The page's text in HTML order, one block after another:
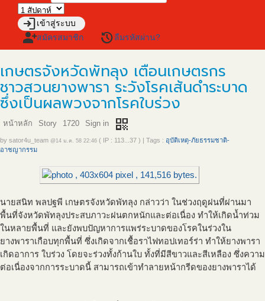
loginเข้าสู่ระบบ
person_addสมัครสมาชิก restoreลืมรหัสผ่าน?
เกษตรจังหวัดพัทลุง เตือนเกษตรกร
ชาวสวนยางพารา ระวังโรคเส้นดำระบาด
ซึ่งเป็นผลพวงจากโรคใบร่วง
หน้าหลัก Story 1720 Sign in qr_code
by sator4u_team @14 ม.ค. 58 22:46 ( IP : 113...37 ) Tags : อุบัติเหตุ-ภัยธรรมชาติ-
อาชญากรรม
นายสนิท พลปฐพี เกษตรจังหวัดพัทลุง กล่าวว่า ในช่วงฤดูฝนที่ผ่านมา
พื้นที่จังหวัดพัทลุงประสบภาวะฝนตกหนักและต่อเนื่อง ทำให้เกิดน้ำท่วม
ในหลายพื้นที่ และยังพบปัญหาการแพร่ระบาดของโรคในร่วงใน
ยางพาราเกือบทุกพื้นที่ ซึ่งเกิดจากเชื้อราไฟทอปเทอร์ร่า ทำให้ยางพารา
เกิดอาการ ใบร่วง โดยจะร่วงทั้งก้านใบ ทั้งที่มีสีขาวและสีเหลือง ซึ่งความ
ต่อเนื่องจากการระบาดนี้ สามารถเข้าทำลายหน้ากรีดของยางพาราได้